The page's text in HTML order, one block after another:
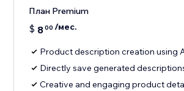
План Premium
$ 800 /мес.
Product description creation using
Directly save generated
Creative and engaging product